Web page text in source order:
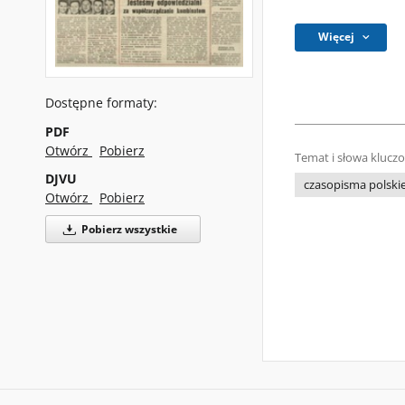
Dostępne formaty:
PDF
Otwórz
Pobierz
DJVU
Otwórz
Pobierz
Pobierz wszystkie
Więcej
Temat i słowa
czasopisma